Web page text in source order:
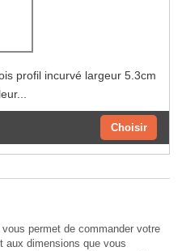
profil incurvé largeur 5.3cm
Choisir
permet de commander votre
aux dimensions que vous